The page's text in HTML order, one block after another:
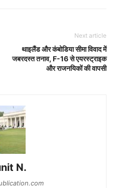
Next article
थाइलैंड और कंबोडिया सीमा विवाद में
जबरदस्त तनाव, F-16 से एयरस्ट्राइक
और राजनयिकों की वापसी
N.